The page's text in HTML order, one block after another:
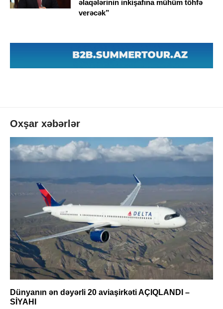
əlaqələrinin inkişafına mühüm töhfə
verəcək”
Oxşar xəbərlər
Dünyanın ən dəyərli 20 aviaşirkəti AÇIQLANDI –
SİYAHI